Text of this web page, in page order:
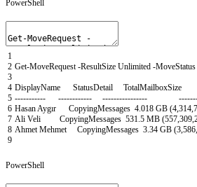
PowerShell
1
2
3
4
5
6
7
8
9
Get-MoveRequest -ResultSize Unlimited -MoveStatus
DisplayName StatusDetail
----------- ------------ ---------------- ------
HasanAygır CopyingMessages 4.018 GB (4,314,
Ali Veli CopyingMessages 531.5 MB (557,309,
AhmetMehmet CopyingMessages 3.34 GB (3,586,
PowerShell